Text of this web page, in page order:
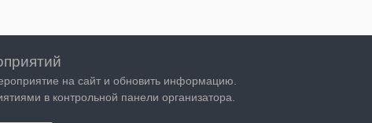
на сайт и обновить информацию.
в контрольной панели организатора.